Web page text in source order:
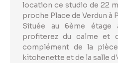
location ce studio de 22
proche Place de Verdun à
Située au 6ème étage
profiterez du calme et
complément de la
kitchenette et de la salle